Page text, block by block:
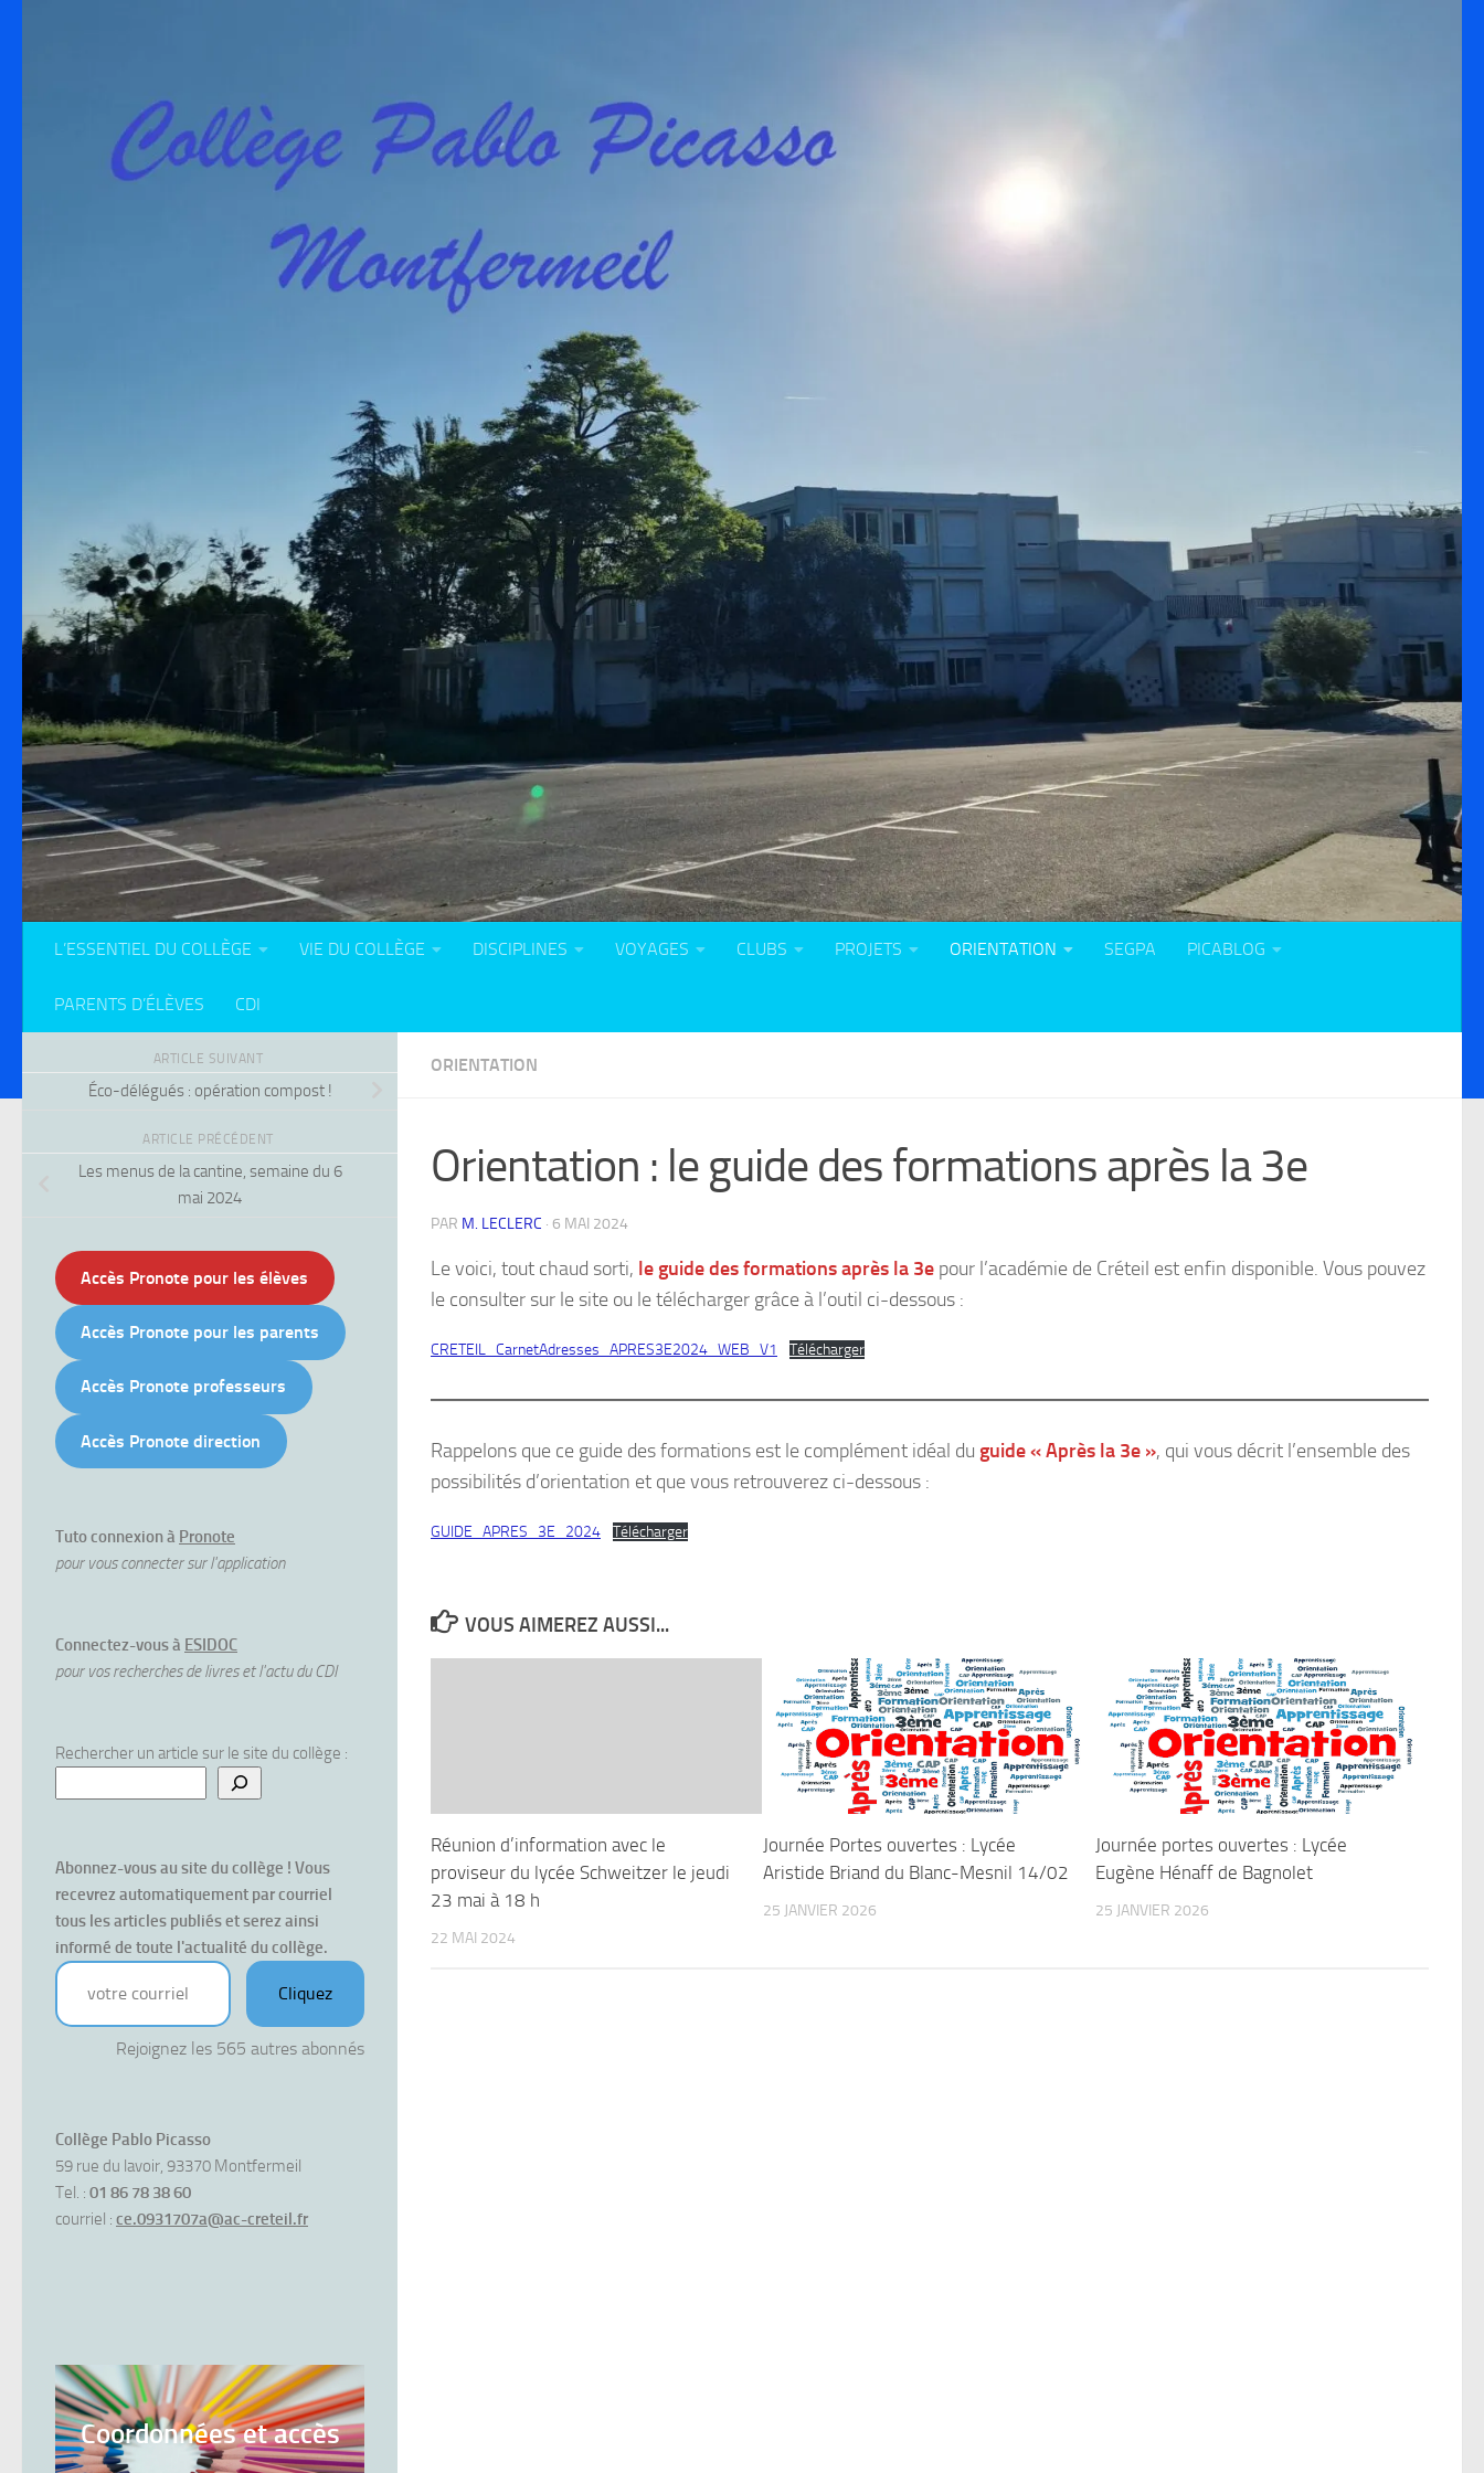
L’ESSENTIEL DU COLLÈGE VIE DU COLLÈGE DISCIPLINES VOYAGES CLUBS PROJETS ORIENTATION SEGPA PICABLOG
PARENTS D’ÉLÈVES CDI
ORIENTATION
Orientation : le guide des formations après la 3e
PAR M. LECLERC · 6 MAI 2024
Le voici, tout chaud sorti, le guide des formations après la 3e pour l’académie de Créteil est enfin disponible. Vous pouvez
le consulter sur le site ou le télécharger grâce à l’outil ci-dessous :
CRETEIL_CarnetAdresses_APRES3E2024_WEB_V1 Télécharger
Rappelons que ce guide des formations est le complément idéal du guide « Après la 3e », qui vous décrit l’ensemble des
possibilités d’orientation et que vous retrouverez ci-dessous :
GUIDE_APRES_3E_2024 Télécharger
VOUS AIMEREZ AUSSI...
Réunion d’information avec le
proviseur du lycée Schweitzer le jeudi
23 mai à 18 h
22 MAI 2024
Journée Portes ouvertes : Lycée
Aristide Briand du Blanc-Mesnil 14/02
25 JANVIER 2026
Journée portes ouvertes : Lycée
Eugène Hénaff de Bagnolet
25 JANVIER 2026
ARTICLE SUIVANT
Éco-délégués : opération compost !
ARTICLE PRÉCÉDENT
Les menus de la cantine, semaine du 6
mai 2024
Accès Pronote pour les élèves
Accès Pronote pour les parents
Accès Pronote professeurs
Accès Pronote direction
Tuto connexion à Pronote
pour vous connecter sur l'application
Connectez-vous à ESIDOC
pour vos recherches de livres et l'actu du CDI
Rechercher un article sur le site du collège :
Abonnez-vous au site du collège ! Vous
recevrez automatiquement par courriel
tous les articles publiés et serez ainsi
informé de toute l'actualité du collège.
votre courriel
Cliquez
Rejoignez les 565 autres abonnés
Collège Pablo Picasso
59 rue du lavoir, 93370 Montfermeil
Tel. : 01 86 78 38 60
courriel : ce.0931707a@ac-creteil.fr
Coordonnées et accès